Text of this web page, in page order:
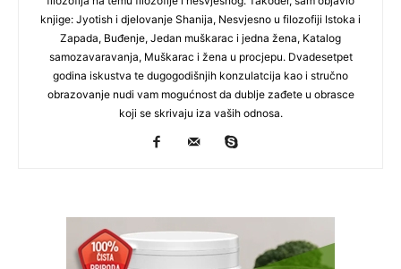
knjige: Jyotish i djelovanje Shanija, Nesvjesno u filozofiji Istoka i
Zapada, Buđenje, Jedan muškarac i jedna žena, Katalog
samozavaravanja, Muškarac i žena u procjepu. Dvadesetpet
godina iskustva te dugogodišnjih konzulatcija kao i stručno
obrazovanje nudi vam mogućnost da dublje zađete u obrasce
koji se skrivaju iza vaših odnosa.